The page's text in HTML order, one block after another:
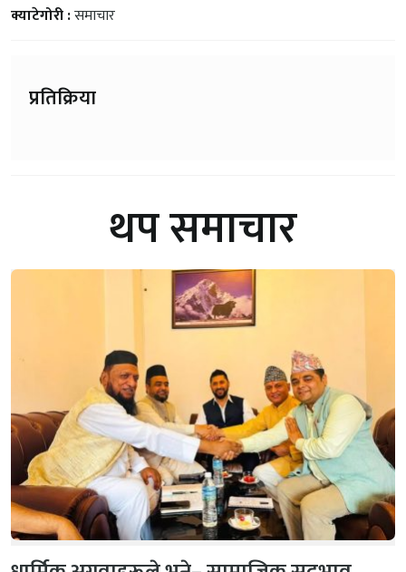
क्याटेगोरी :समाचार
प्रतिक्रिया
थप समाचार